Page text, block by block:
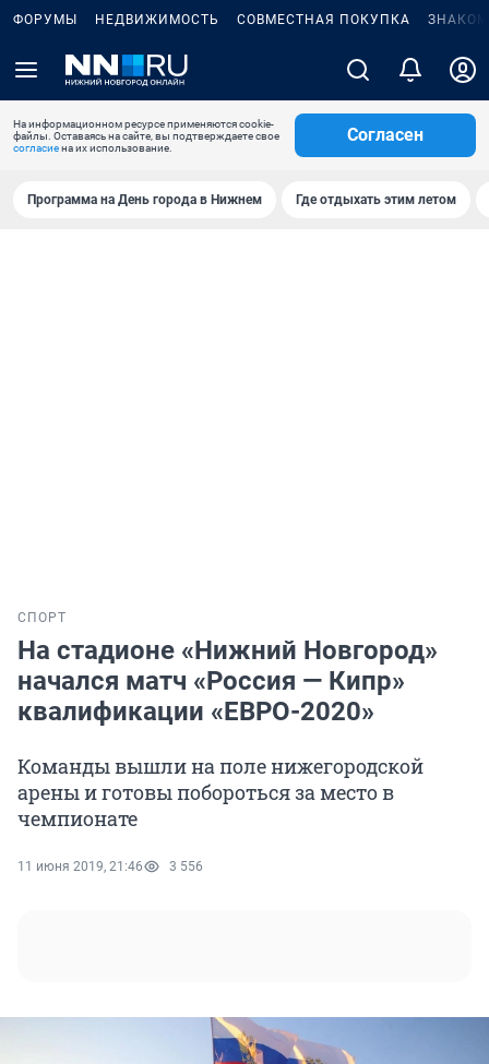
ФОРУМЫ НЕДВИЖИМОСТЬ СОВМЕСТНАЯ ПОКУПКА
На информационном ресурсе применяются cookie-
файлы. Оставаясь на сайте, вы подтверждаете свое
согласиена их использование.
Согласен
Программа на День города в Нижнем Где отдыхать этим летом
СПОРТ
На стадионе «Нижний Новгород»
начался матч «Россия — Кипр»
квалификации «ЕВРО-2020»
Команды вышли на поле нижегородской
арены и готовы побороться за место в
чемпионате
11 июня 2019, 21:46 3 556